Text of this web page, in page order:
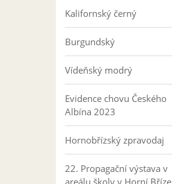
Kalifornský černý
Burgundský
Vídeňský modrý
Evidence chovu Českého
Albína 2023
Hornobřízský zpravodaj
22. Propagační výstava v
areálu školy v Horní Bříze